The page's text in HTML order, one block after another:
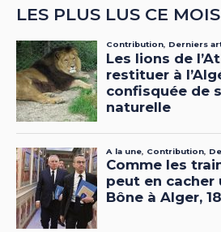
LES PLUS LUS CE MOIS